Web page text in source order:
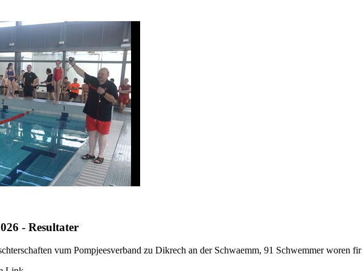
- Resultater
vum Pompjeesverband zu Dikrech an der Schwaemm, 91 Schwemmer woren